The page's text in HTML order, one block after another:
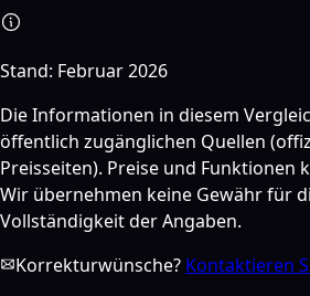
Stand: Februar 2026
Die Informationen in diesem
öffentlich zugänglichen Quellen
Preisseiten). Preise und Funktionen
Wir übernehmen keine Gewähr für
Vollständigkeit der Angaben.
Korrekturwünsche? Kontaktieren